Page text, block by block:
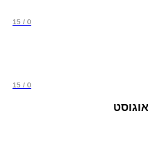
0 / 15
0 / 15